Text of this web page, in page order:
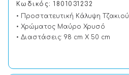
Κωδικός: 1801031232
• Προστατευτική Kάλυψη Tζακιού
• Χρώματος Μαύρο Χρυσό
• Διαστάσεις: 98 cm X 50 cm